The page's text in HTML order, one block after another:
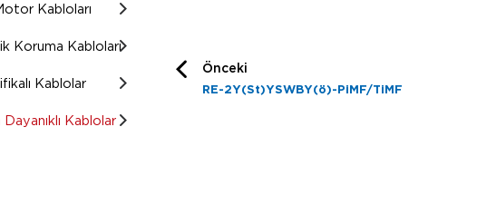
Kabloları
Koruma Kabloları
Kablolar
Dayanıklı Kablolar
Önceki
RE-2Y(St)YSWBY(ö)-PiMF/TiMF